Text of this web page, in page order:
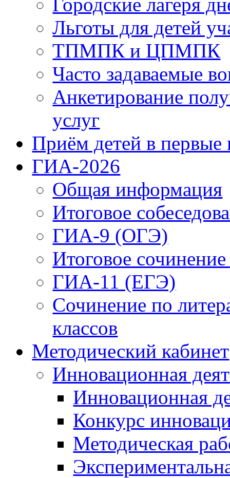
Льготы для детей
ТПМПК и ЦПМПК
Часто задаваемые
Анкетирование
услуг
Приём детей в первые
ГИА-2026
Общая информация
Итоговое
ГИА-9 (ОГЭ)
Итоговое
ГИА-11 (ЕГЭ)
Сочинение по
классов
Методический кабинет
Инновационная
Инновационная
Конкурс
Методическая